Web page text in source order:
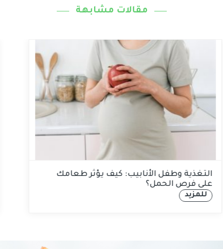
مقالات مشابهة
التغذية وطفل الأنابيب: كيف يؤثر طعامك
على فرص الحمل؟
للمزيد